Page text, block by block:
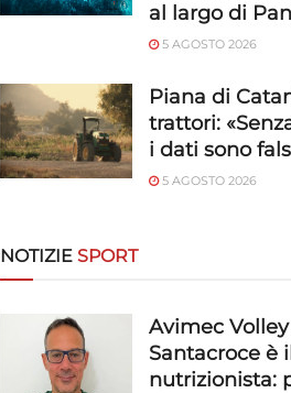
al largo di
5 AGOSTO 2026
Piana di
trattori:
i dati sono
5 AGOSTO 2026
NOTIZIE SPORT
Avimec
Santacroce è
nutrizionista: